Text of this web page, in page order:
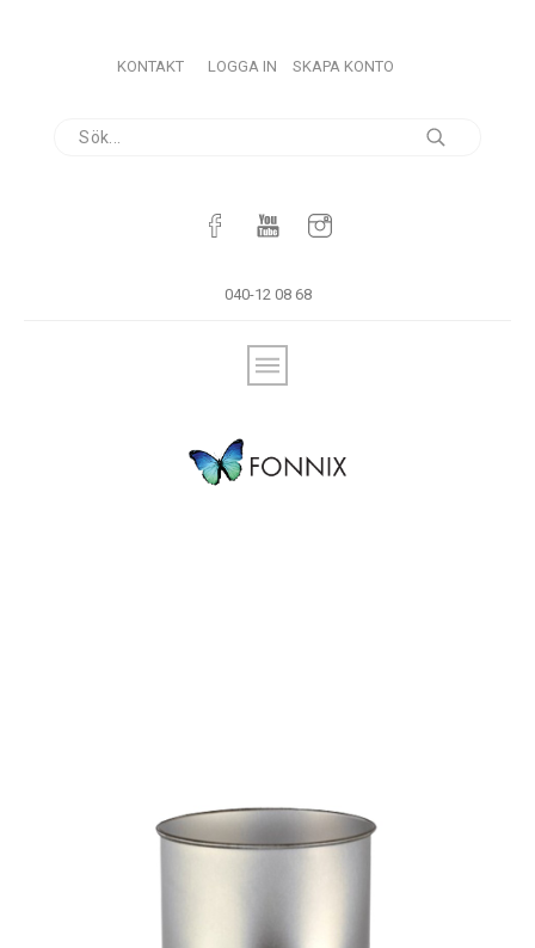
040-12 08 68
KONTAKT LOGGA IN SKAPA KONTO